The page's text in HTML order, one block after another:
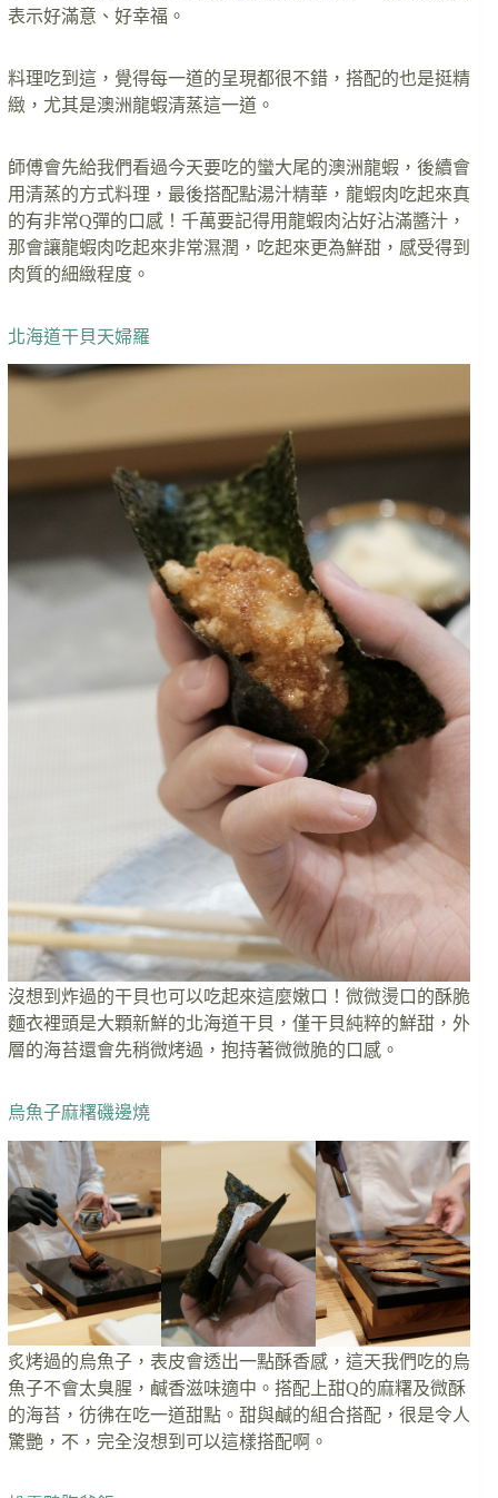
表示好滿意、好幸福。
料理吃到這，覺得每一道的呈現都很不錯，搭配的也是挺精
緻，尤其是澳洲龍蝦清蒸這一道。
師傅會先給我們看過今天要吃的蠻大尾的澳洲龍蝦，後續會
用清蒸的方式料理，最後搭配點湯汁精華，龍蝦肉吃起來真
的有非常Q彈的口感！千萬要記得用龍蝦肉沾好沾滿醬汁，
那會讓龍蝦肉吃起來非常濕潤，吃起來更為鮮甜，感受得到
肉質的細緻程度。
北海道干貝天婦羅
沒想到炸過的干貝也可以吃起來這麼嫩口！微微燙口的酥脆
麵衣裡頭是大顆新鮮的北海道干貝，僅干貝純粹的鮮甜，外
層的海苔還會先稍微烤過，抱持著微微脆的口感。
烏魚子麻糬磯邊燒
炙烤過的烏魚子，表皮會透出一點酥香感，這天我們吃的烏
魚子不會太臭腥，鹹香滋味適中。搭配上甜Q的麻糬及微酥
的海苔，彷彿在吃一道甜點。甜與鹹的組合搭配，很是令人
驚艷，不，完全沒想到可以這樣搭配啊。